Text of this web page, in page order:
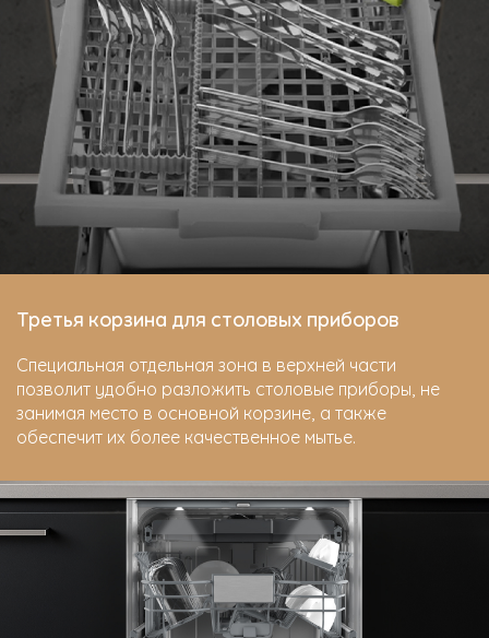
Третья корзина для столовых приборов
Специальная отдельная зона в верхней части
позволит удобно разложить столовые приборы, не
занимая место в основной корзине, а также
обеспечит их более качественное мытье.